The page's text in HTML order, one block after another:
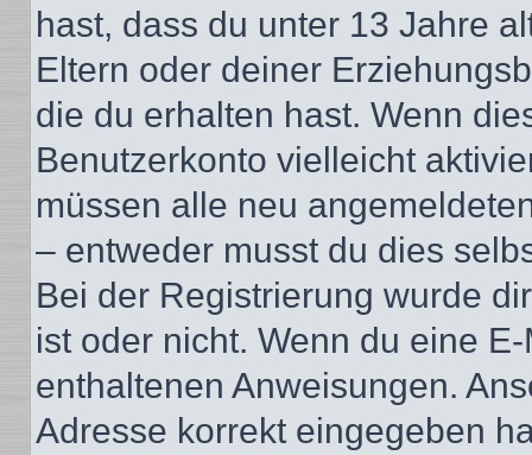
hast, dass du unter 13 Jahre
Eltern oder deiner
die du erhalten hast. Wenn
Benutzerkonto vielleicht
müssen alle neu
– entweder musst du dies
Bei der Registrierung wurde
ist oder nicht. Wenn du eine
enthaltenen Anweisungen.
Adresse korrekt eingegeben